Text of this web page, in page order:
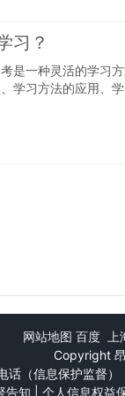
习？
是一种灵活的学习
学习方法的应用、
网站地图 百度
Copyright
话（信息保护监督
告知
个人信息权益